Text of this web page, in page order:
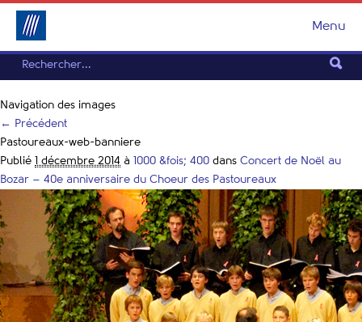
Menu
Navigation des images
← Précédent
Pastoureaux-web-banniere
Publié
1 décembre 2014 à 1000 &fois; 400 dans Concert de Noël au
Bozar – 40e anniversaire du Choeur des Pastoureaux